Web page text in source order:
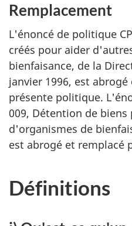
Remplacement
L'énoncé de politique
créés pour aider
bienfaisance, de la
janvier 1996, est
présente politique.
009, Détention de
d'organismes de
est abrogé et remplacé
Définitions